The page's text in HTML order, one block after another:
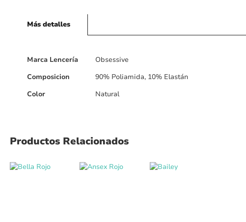
Más detalles
Más
Marca Lencería
Obsessive
Composicion
90% Poliamida, 10% Elastán
Color
Natural
Productos Relacionados